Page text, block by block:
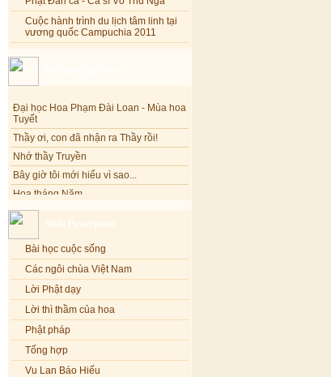
Cuộc hành trình du lịch tâm linh tại
vương quốc Campuchia 2011
Tuyết
Thầy ơi, con đã nhận ra Thầy rồi!
Nhớ thầy Truyền
Bây giờ tôi mới hiểu vì sao...
Hoa tháng Năm
Cổ phần công đức
Tôi mắc nợ ông Sáu
Đi tìm vũ khúc mùa hè
Mơ màng Phật dạy....
Lời thú tội của chị gái nhỏ nhen
Slide Powerpoint
Bài học cuộc sống
Các ngôi chùa Việt Nam
Lời Phật dạy
Lời thì thầm của hoa
Phật pháp
Tổng hợp
Vu Lan Báo Hiếu